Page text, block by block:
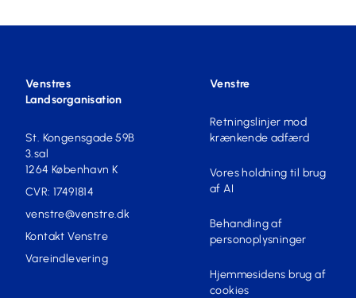
Venstres
Landsorganisation
St. Kongensgade 59B
3.sal
1264 København K
CVR: 17491814
venstre@venstre.dk
Kontakt Venstre
Vareindlevering
Venstre
Retningslinjer mod
krænkende adfærd
Vores holdning til brug
af AI
Behandling af
personoplysninger
Hjemmesidens brug af
cookies